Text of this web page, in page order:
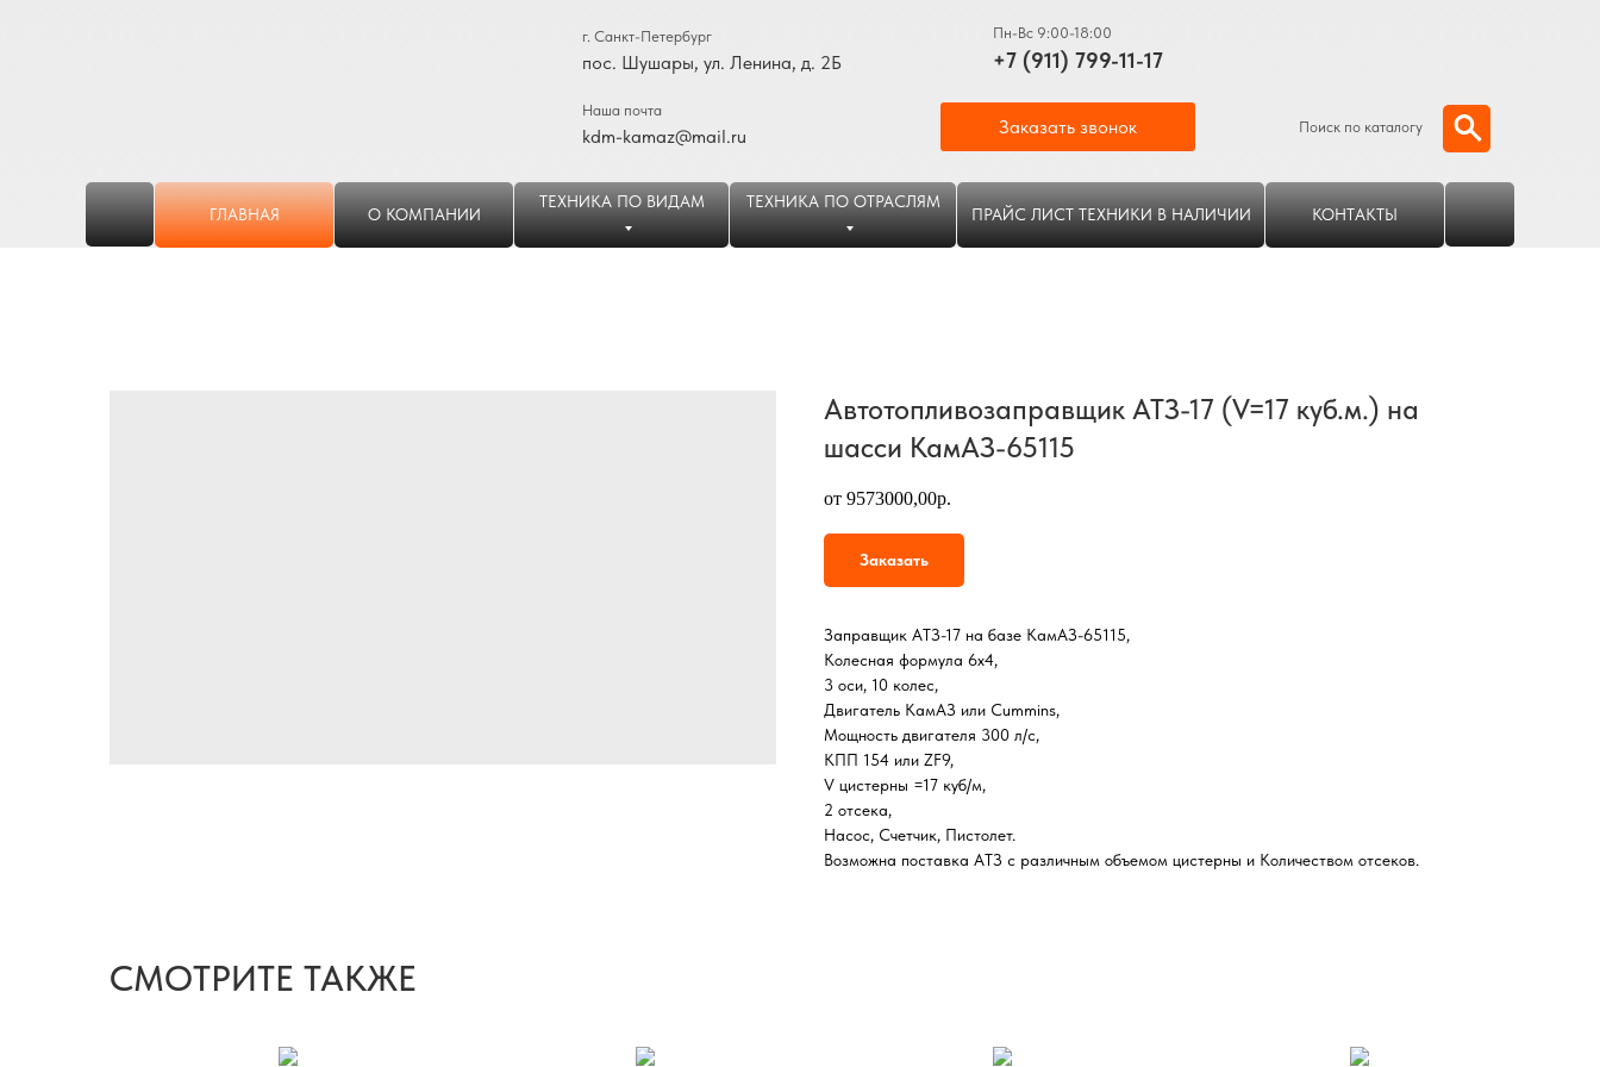
+7 (911) 799-11-17
Пн-Вс 9:00-18:00
kdm-kamaz@mail.ru
Наша почта
Заказать звонок Поиск по каталогу
пос. Шушары, ул. Ленина, д. 2Б
г. Санкт-Петербург
ГЛАВНАЯ О КОМПАНИИ
ТЕХНИКА ПО ВИДАМ ТЕХНИКА ПО ОТРАСЛЯМ
ПРАЙС ЛИСТ ТЕХНИКИ В НАЛИЧИИ КОНТАКТЫ
Автотопливозаправщик АТЗ-17 (V=17 куб.м.) на
шасси КамАЗ-65115
от 9573000,00р.
Заказать
Заправщик АТЗ-17 на базе КамАЗ-65115,
Колесная формула 6х4,
3 оси, 10 колес,
Двигатель КамАЗ или Cummins,
Мощность двигателя 300 л/с,
КПП 154 или ZF9,
V цистерны =17 куб/м,
2 отсека,
Насос, Счетчик, Пистолет.
Возможна поставка АТЗ с различным объемом цистерны и Количеством отсеков.
СМОТРИТЕ ТАКЖЕ